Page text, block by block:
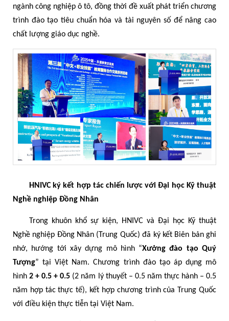
ngành công nghiệp ô tô, đồng thời đề xuất phát triển chương
trình đào tạo tiêu chuẩn hóa và tài nguyên số để nâng cao
chất lượng giáo dục nghề.
HNIVC ký kết hợp tác chiến lược với Đại học Kỹ thuật
Nghề nghiệp Đồng Nhân
Trong khuôn khổ sự kiện, HNIVC và Đại học Kỹ thuật
Nghề nghiệp Đồng Nhân (Trung Quốc) đã ký kết Biên bản ghi
nhớ, hướng tới xây dựng mô hình “Xưởng đào tạo Quý
Tượng” tại Việt Nam. Chương trình đào tạo áp dụng mô
hình2 + 0.5 + 0.5 (2 năm lý thuyết – 0.5 năm thực hành – 0.5
năm hợp tác thực tế), kết hợp chương trình của Trung Quốc
với điều kiện thực tiễn tại Việt Nam.